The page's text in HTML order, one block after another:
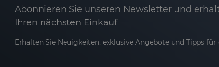
Abonnieren Sie unseren Newsletter und
Ihren nächsten Einkauf
Erhalten Sie Neuigkeiten, exklusive Angebote und Tipps